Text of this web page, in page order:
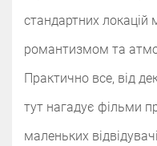
стандартних
романтизмом та
Практично все, від
тут нагадує фільми
маленьких